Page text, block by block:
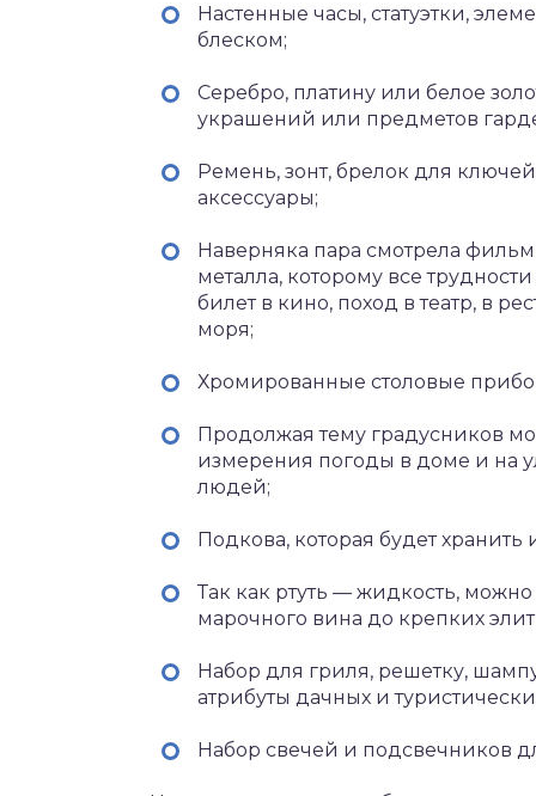
Настенные часы, статуэтки,
блеском;
Серебро, платину или белое
украшений или предметов
Ремень, зонт, брелок для
аксессуары;
Наверняка пара смотрела
металла, которому все
билет в кино, поход в театр, в
моря;
Хромированные столовые
Продолжая тему градусников
измерения погоды в доме и на
людей;
Подкова, которая будет хранить
Так как ртуть — жидкость,
марочного вина до крепких
Набор для гриля, решетку,
атрибуты дачных и
Набор свечей и подсвечников